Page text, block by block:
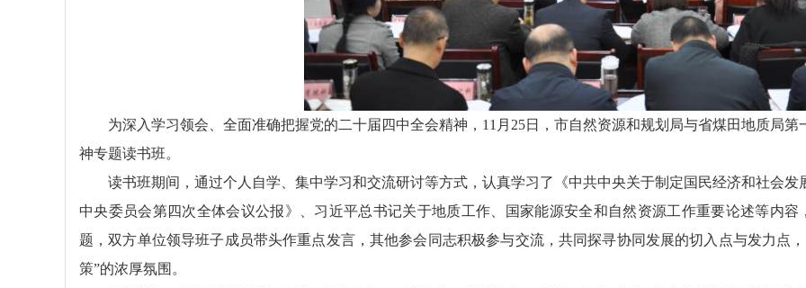
为深入学习领会、全面准确把握党的二十届四中全会精神，11月25日，市自然资源和规划局与省煤田地质局
神专题读书班。
读书班期间，通过个人自学、集中学习和交流研讨等方式，认真学习了《中共中央关于制定国民经济和社会
中央委员会第四次全体会议公报》、习近平总书记关于地质工作、国家能源安全和自然资源工作重要论述等内容
题，双方单位领导班子成员带头作重点发言，其他参会同志积极参与交流，共同探寻协同发展的切入点与发力点
策”的浓厚氛围。